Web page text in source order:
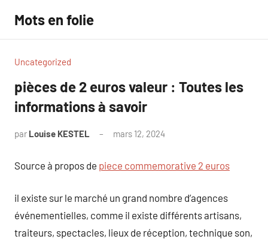
contenu
Mots en folie
Uncategorized
pièces de 2 euros valeur : Toutes les
informations à savoir
par Louise KESTEL mars 12, 2024
Source à propos de piece commemorative 2 euros
il existe sur le marché un grand nombre d’agences
événementielles, comme il existe différents artisans,
traiteurs, spectacles, lieux de réception, technique son,